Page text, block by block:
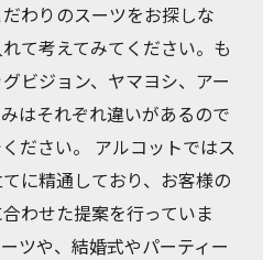
わりのスーツをお探しな
て考えてみてください。も
ビジョン、ヤマヨシ、アー
はそれぞれ違いがあるので
ださい。 アルコットではス
に精通しており、お客様の
わせた提案を行っていま
ツや、結婚式やパーティー